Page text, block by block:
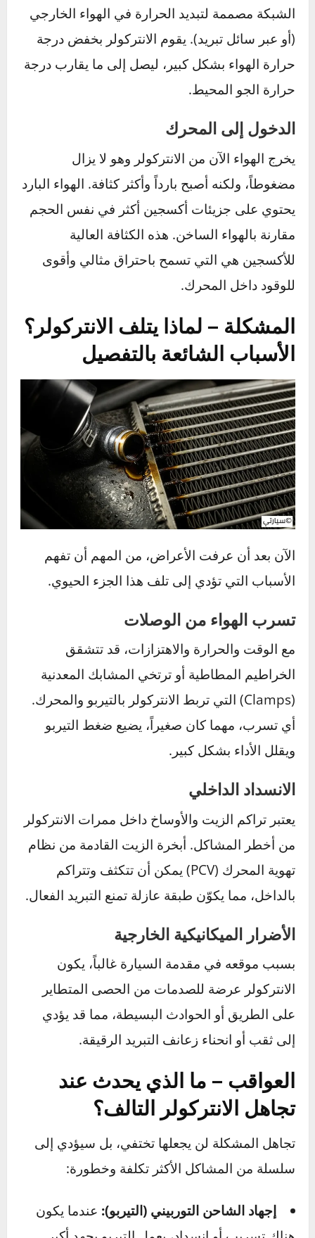
أو أكثر.
مرحلة التبريد (دور الانتركولر)
يمر هذا الهواء الساخن والمضغوط عبر شبكة من
الأنابيب والزعانف الدقيقة داخل الانتركولر. هذه
الشبكة مصممة لتبديد الحرارة في الهواء الخارجي
(أو عبر سائل تبريد). يقوم الانتركولر بخفض درجة
حرارة الهواء بشكل كبير، ليصل إلى ما يقارب درجة
حرارة الجو المحيط.
الدخول إلى المحرك
يخرج الهواء الآن من الانتركولر وهو لا يزال
مضغوطاً، ولكنه أصبح بارداً وأكثر كثافة. الهواء البارد
يحتوي على جزيئات أكسجين أكثر في نفس الحجم
مقارنة بالهواء الساخن. هذه الكثافة العالية
للأكسجين هي التي تسمح باحتراق مثالي وأقوى
للوقود داخل المحرك.
المشكلة – لماذا يتلف الانتركولر؟
الأسباب الشائعة بالتفصيل
الآن بعد أن عرفت الأعراض، من المهم أن تفهم
الأسباب التي تؤدي إلى تلف هذا الجزء الحيوي.
تسرب الهواء من الوصلات
مع الوقت والحرارة والاهتزازات، قد تتشقق
الخراطيم المطاطية أو ترتخي المشابك المعدنية
(Clamps) التي تربط الانتركولر بالتيربو والمحرك.
أي تسرب، مهما كان صغيراً، يضيع ضغط التيربو
ويقلل الأداء بشكل كبير.
الانسداد الداخلي
يعتبر تراكم الزيت والأوساخ داخل ممرات الانتركولر
من أخطر المشاكل. أبخرة الزيت القادمة من نظام
تهوية المحرك (PCV) يمكن أن تتكثف وتتراكم
بالداخل، مما يكوّن طبقة عازلة تمنع التبريد الفعال.
الأضرار الميكانيكية الخارجية
بسبب موقعه في مقدمة السيارة غالباً، يكون
الانتركولر عرضة للصدمات من الحصى المتطاير
على الطريق أو الحوادث البسيطة، مما قد يؤدي
إلى ثقب أو انحناء زعانف التبريد الرقيقة.